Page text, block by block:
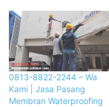
0813-8822-2244 – Wa
Kami | Jasa Pasang
Membran Waterproofing